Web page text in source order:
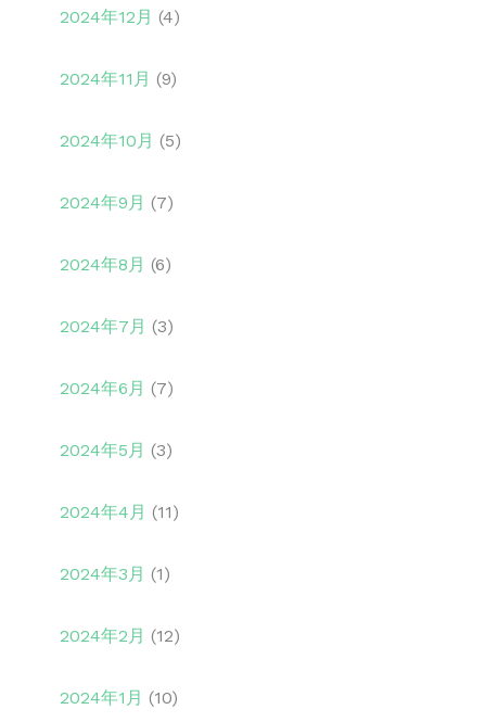
2024年12月 (4)
2024年11月 (9)
2024年10月 (5)
2024年9月 (7)
2024年8月 (6)
2024年7月 (3)
2024年6月 (7)
2024年5月 (3)
2024年4月 (11)
2024年3月 (1)
2024年2月 (12)
2024年1月 (10)